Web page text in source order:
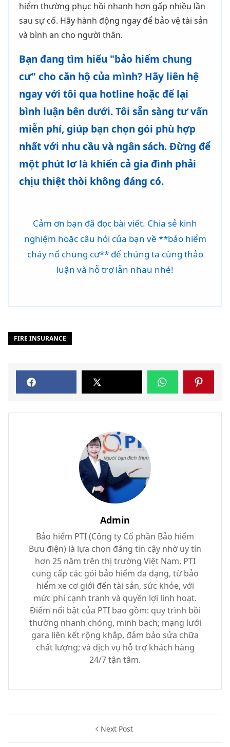
hiểm thường phục hồi nhanh hơn gấp nhiều lần
sau sự cố. Hãy hành động ngay để bảo vệ tài sản
và bình an cho người thân.
Bạn đang tìm hiểu "bảo hiểm chung
cư" cho căn hộ của mình? Hãy liên hệ
ngay với tôi qua hotline hoặc để lại
bình luận bên dưới. Tôi sẵn sàng tư vấn
miễn phí, giúp bạn chọn gói phù hợp
nhất với nhu cầu và ngân sách. Đừng để
một phút lơ là khiến cả gia đình phải
chịu thiệt thòi không đáng có.
Cảm ơn bạn đã đọc bài viết. Chia sẻ kinh
nghiệm hoặc câu hỏi của bạn về **bảo hiểm
cháy nổ chung cư** để chúng ta cùng thảo
luận và hỗ trợ lẫn nhau nhé!
FIRE INSURANCE
Admin
Bảo hiểm PTI (Công ty Cổ phần Bảo hiểm
Bưu điện) là lựa chọn đáng tin cậy nhờ uy tín
hơn 25 năm trên thị trường Việt Nam. PTI
cung cấp các gói bảo hiểm đa dạng, từ bảo
hiểm xe cơ giới đến tài sản, sức khỏe, với
mức phí cạnh tranh và quyền lợi linh hoạt.
Điểm nổi bật của PTI bao gồm: quy trình bồi
thường nhanh chóng, minh bạch; mạng lưới
gara liên kết rộng khắp, đảm bảo sửa chữa
chất lượng; và dịch vụ hỗ trợ khách hàng
24/7 tận tâm.
Next Post